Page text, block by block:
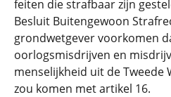
feiten die strafbaar zijn
Besluit Buitengewoon
grondwetgever voorkomen
oorlogsmisdrijven en
menselijkheid uit de
zou komen met artikel 16.